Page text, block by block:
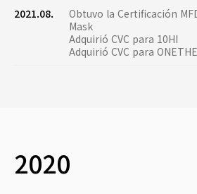
2021.08.
Obtuvo la Certificación
Mask
Adquirió CVC para 10HI
Adquirió CVC para
2020